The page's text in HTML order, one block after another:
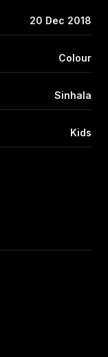
20 Dec 2018
Colour
Sinhala
Kids